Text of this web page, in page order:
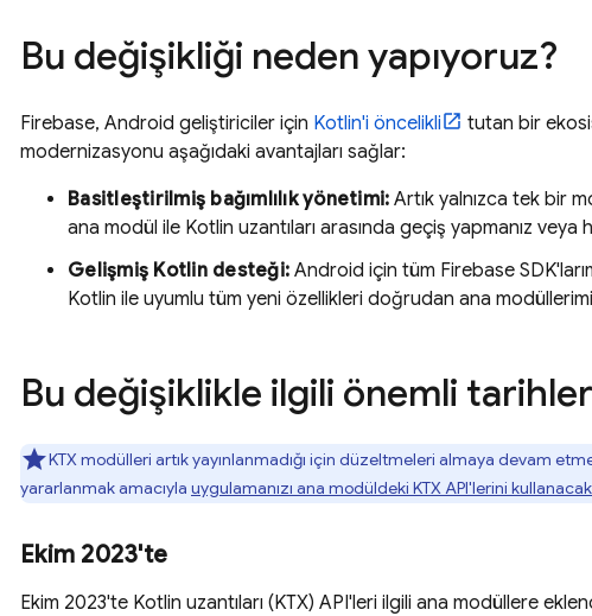
Bu değişikliği neden yapıyoruz?
Firebase, Android geliştiriciler için Kotlin'i öncelikli
tutan bir
modernizasyonu aşağıdaki avantajları sağlar:
Basitleştirilmiş bağımlılık yönetimi: Artık yalnızca tek bir
ana modül ile Kotlin uzantıları arasında geçiş yapmanız veya
Gelişmiş Kotlin desteği: Android için tüm Firebase
Kotlin ile uyumlu tüm yeni özellikleri doğrudan ana
Bu değişiklikle ilgili önemli tarihler
KTX modülleri artık yayınlanmadığı için düzeltmeleri almaya devam
yararlanmak amacıyla uygulamanızı ana modüldeki KTX API'lerini kullanacak
Ekim 2023'te
Ekim 2023'te Kotlin uzantıları (KTX) API'leri ilgili ana modüllere